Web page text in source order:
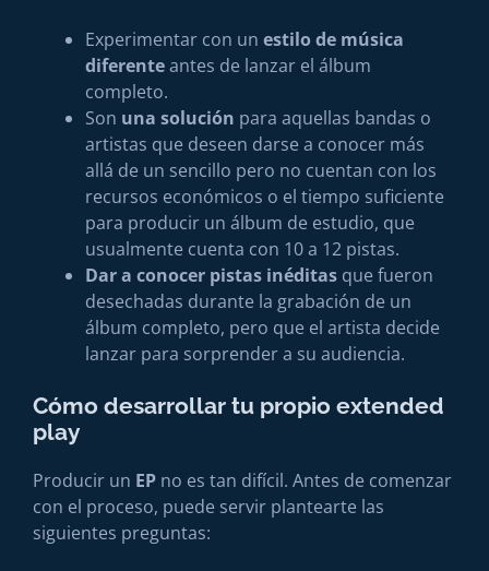
Experimentar con un estilo de música
diferenteantes de lanzar el álbum
completo.
Son una solución para aquellas bandas o
artistas que deseen darse a conocer más
allá de un sencillo pero no cuentan con los
recursos económicos o el tiempo suficiente
para producir un álbum de estudio, que
usualmente cuenta con 10 a 12 pistas.
Dar a conocer pistas inéditas que fueron
desechadas durante la grabación de un
álbum completo, pero que el artista decide
lanzar para sorprender a su audiencia.
Cómo desarrollar tu propio extended
play
Producir un EP no es tan difícil. Antes de comenzar
con el proceso, puede servir plantearte las
siguientes preguntas: